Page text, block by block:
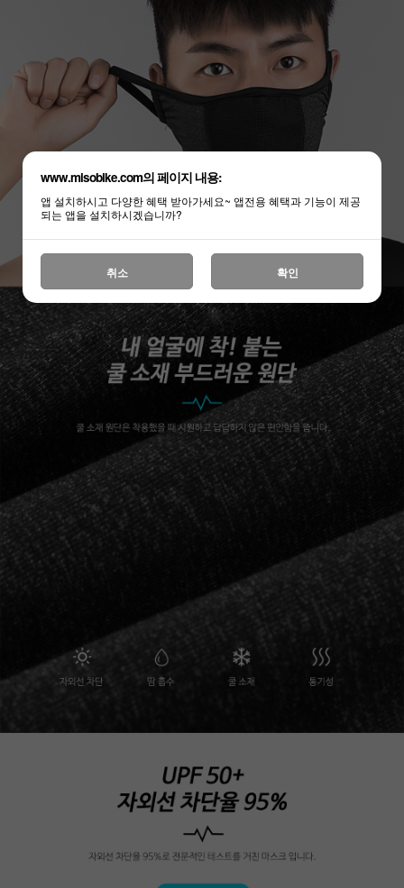
www.misobike.com의 페이지 내용:
앱 설치하시고 다양한 혜택 받아가세요~ 앱전용 혜택과 기능이 제공
되는 앱을 설치하시겠습니까?
취소 확인